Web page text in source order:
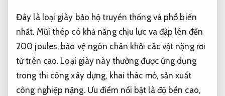
Đây là loại giày bảo hộ truyền thống và phổ biến
nhất. Mũi thép có khả năng chịu lực va đập lên đến
200 joules, bảo vệ ngón chân khỏi các vật nặng rơi
từ trên cao. Loại giày này thường được ứng dụng
trong thi công xây dựng, khai thác mỏ, sản xuất
công nghiệp nặng. Ưu điểm nổi bật là độ bền cao,